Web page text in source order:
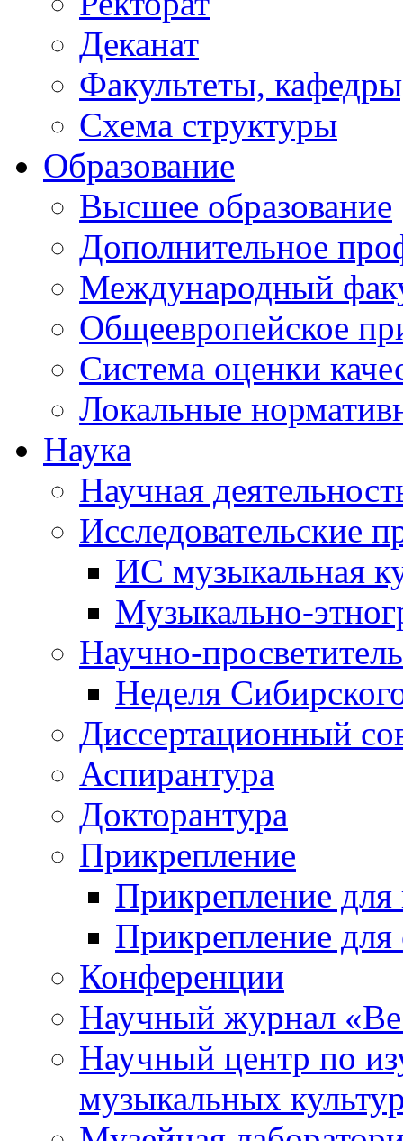
Деканат
Факультеты,
Схема структуры
Образование
Высшее образование
Дополнительное
Международный
Общеевропейское
Система оценки
Локальные
Наука
Научная
Исследовательские
ИС музыкальная
Музыкально-
Научно-
Неделя
Диссертационный
Аспирантура
Докторантура
Прикрепление
Прикрепление для
Прикрепление для
Конференции
Научный журнал
Научный центр по
музыкальных